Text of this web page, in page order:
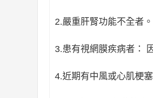
2.嚴重肝腎功能不全者。
3.患有視網膜疾病者：
4.近期有中風或心肌梗